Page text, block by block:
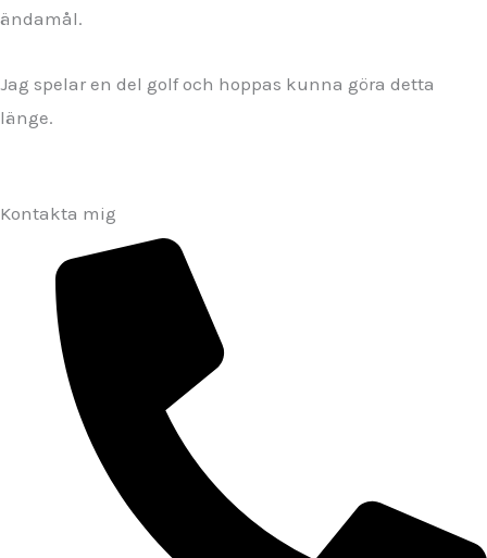
ändamål.
Jag spelar en del golf och hoppas kunna göra detta
länge.
Kontakta mig